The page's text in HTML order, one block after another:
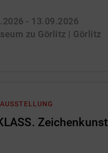
- 13.09.2026
zu Görlitz | Görlitz
Zeichenkunst